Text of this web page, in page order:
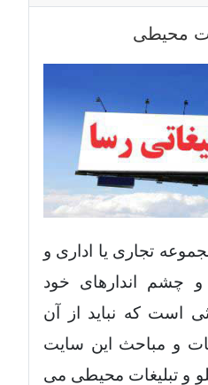
محیطی
تجاری یا اداری و
و چشم اندارهای خود
است که نباید از آن
و مباحث این سایت
و تبلیغات محیطی می